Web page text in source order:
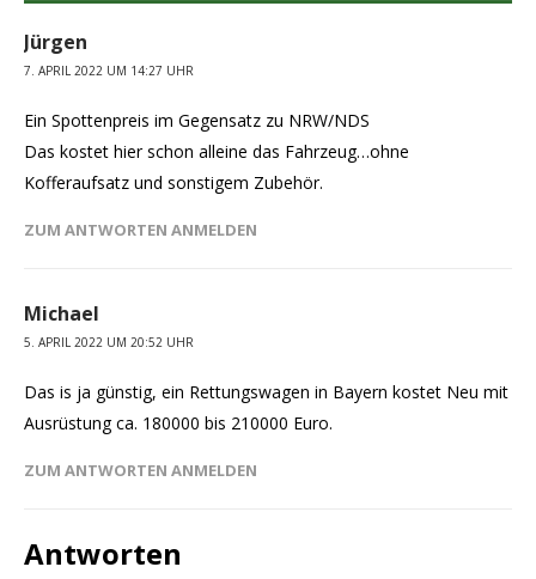
Jürgen
7. APRIL 2022 UM 14:27 UHR
Ein Spottenpreis im Gegensatz zu NRW/NDS
Das kostet hier schon alleine das Fahrzeug…ohne
Kofferaufsatz und sonstigem Zubehör.
ZUM ANTWORTEN ANMELDEN
Michael
5. APRIL 2022 UM 20:52 UHR
Das is ja günstig, ein Rettungswagen in Bayern kostet Neu mit
Ausrüstung ca. 180000 bis 210000 Euro.
ZUM ANTWORTEN ANMELDEN
Antworten